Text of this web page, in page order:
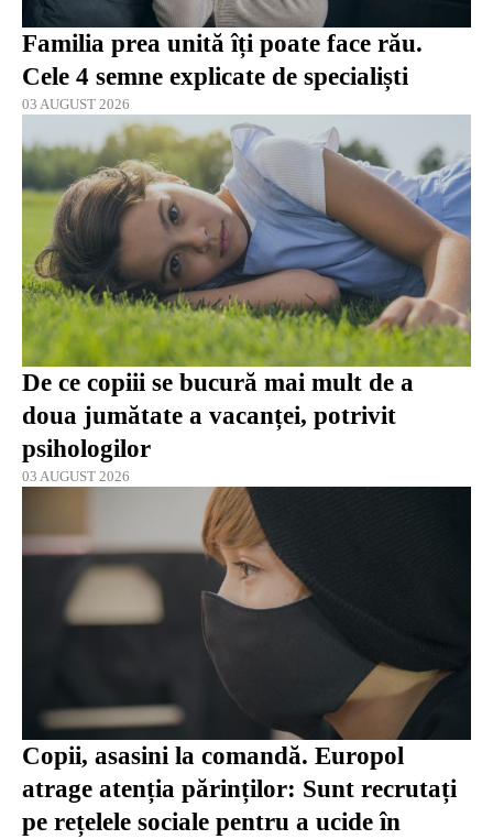
Familia prea unită îți poate face rău.
Cele 4 semne explicate de specialiști
03 AUGUST 2026
De ce copiii se bucură mai mult de a
doua jumătate a vacanței, potrivit
psihologilor
03 AUGUST 2026
Copii, asasini la comandă. Europol
atrage atenția părinților: Sunt recrutați
pe rețelele sociale pentru a ucide în